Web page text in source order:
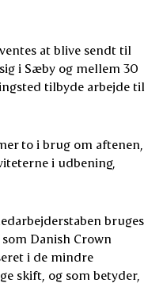
at blive sendt til
i Sæby og mellem 30
tilbyde arbejde til
to i brug om aftenen,
i udbening,
bruges
Danish Crown
i de mindre
skift, og som betyder,